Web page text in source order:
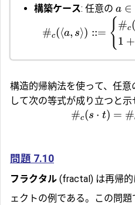
構築ケース: 任意の a ∈
#c(⟨a, s⟩) ::= { #c(
1 +
構造的帰納法を使って、任意
して次の等式が成り立つと示
#c(s ⋅ t) = #
問題 7.10
フラクタル (fractal) は再帰
ェクトの例である。この問題